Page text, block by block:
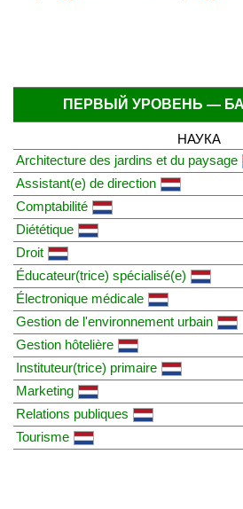
ПЕРВЫЙ УРОВЕНЬ —
НАУКА
Architecture des jardins et du paysage
Assistant(e) de direction
Comptabilité
Diététique
Droit
Éducateur(trice) spécialisé(e)
Électronique médicale
Gestion de l'environnement urbain
Gestion hôtelière
Instituteur(trice) primaire
Marketing
Relations publiques
Tourisme